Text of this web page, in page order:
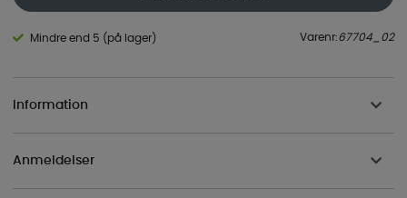
Mindre end 5 (på lager) Varenr:67704_02
Information
Anmeldelser